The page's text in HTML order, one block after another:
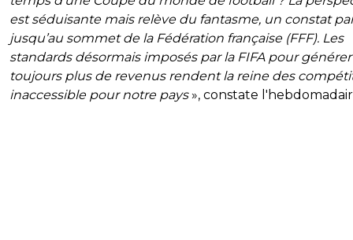
est séduisante mais relève du fantasme, un constat
jusqu’au sommet de la Fédération française (FFF). Les
standards désormais imposés par la FIFA pour générer
toujours plus de revenus rendent la reine des
inaccessible pour notre pays», constate